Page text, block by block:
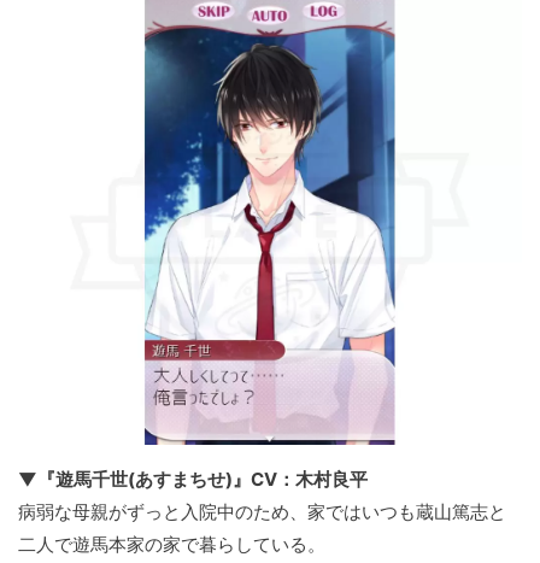
▼『遊馬千世(あすまちせ)』CV：木村良平
病弱な母親がずっと入院中のため、家ではいつも蔵山篤志と
二人で遊馬本家の家で暮らしている。